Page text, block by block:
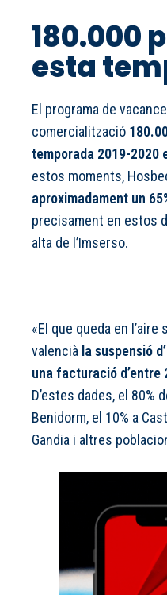
180.000
esta
El programa de
comercialització
temporada 2019-2020
estos moments,
aproximadament un
precisament en estos
alta de l’Imserso.
«El que queda en
valencià la suspensió
una facturació d’entre
D’estes dades, el 80%
Benidorm, el 10% a
Gandia i altres